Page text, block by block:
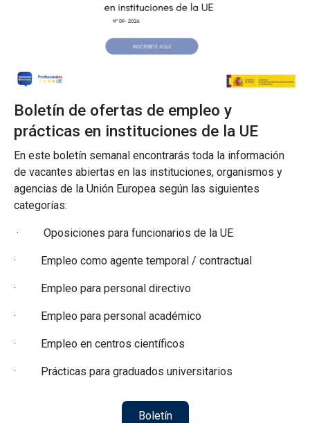
Boletín de ofertas de empleo y
prácticas en instituciones de la UE
En este boletín semanal encontrarás toda la información
de vacantes abiertas en las instituciones, organismos y
agencias de la Unión Europea según las siguientes
categorías:
· Oposiciones para funcionarios de la UE
· Empleo como agente temporal / contractual
· Empleo para personal directivo
· Empleo para personal académico
· Empleo en centros científicos
· Prácticas para graduados universitarios
Boletín